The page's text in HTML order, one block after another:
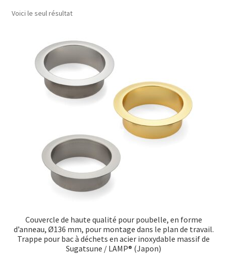
Contact
Mentions légales
CONDITIONS GÉNÉRALES DE VENTE
Transport maritime
Voici le seul résultat
Couvercle de haute qualité pour poubelle, en forme
d’anneau, Ø136 mm, pour montage dans le plan de travail.
Trappe pour bac à déchets en acier inoxydable massif de
Sugatsune / LAMP® (Japon)